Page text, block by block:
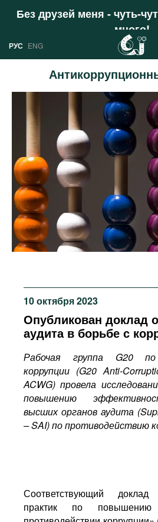
Без друзей меня - чуть-
много!
Поддержать
РУС ENG
Аналитика
Профили
Стран
Международных
Ресурсы
Литература
Сайты
Документы
организаций
Подкасты
Книжная полка
О проекте
10 октября 2023
Опубликован доклад
аудита в борьбе с
Рабочая группа G20 по
коррупции (G20 Anti-C
ACWG) провела
повышению
высших органов аудита
– SAI) по противодействию
Соответствующий
практик по